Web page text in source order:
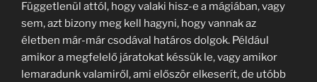
Függetlenül attól, hogy valaki hisz-e a mágiában, vagy
sem, azt bizony meg kell hagyni, hogy vannak az
életben már-már csodával határos dolgok. Például
amikor a megfelelő járatokat késsük le, vagy amikor
lemaradunk valamiről, ami először elkeserít, de utóbb